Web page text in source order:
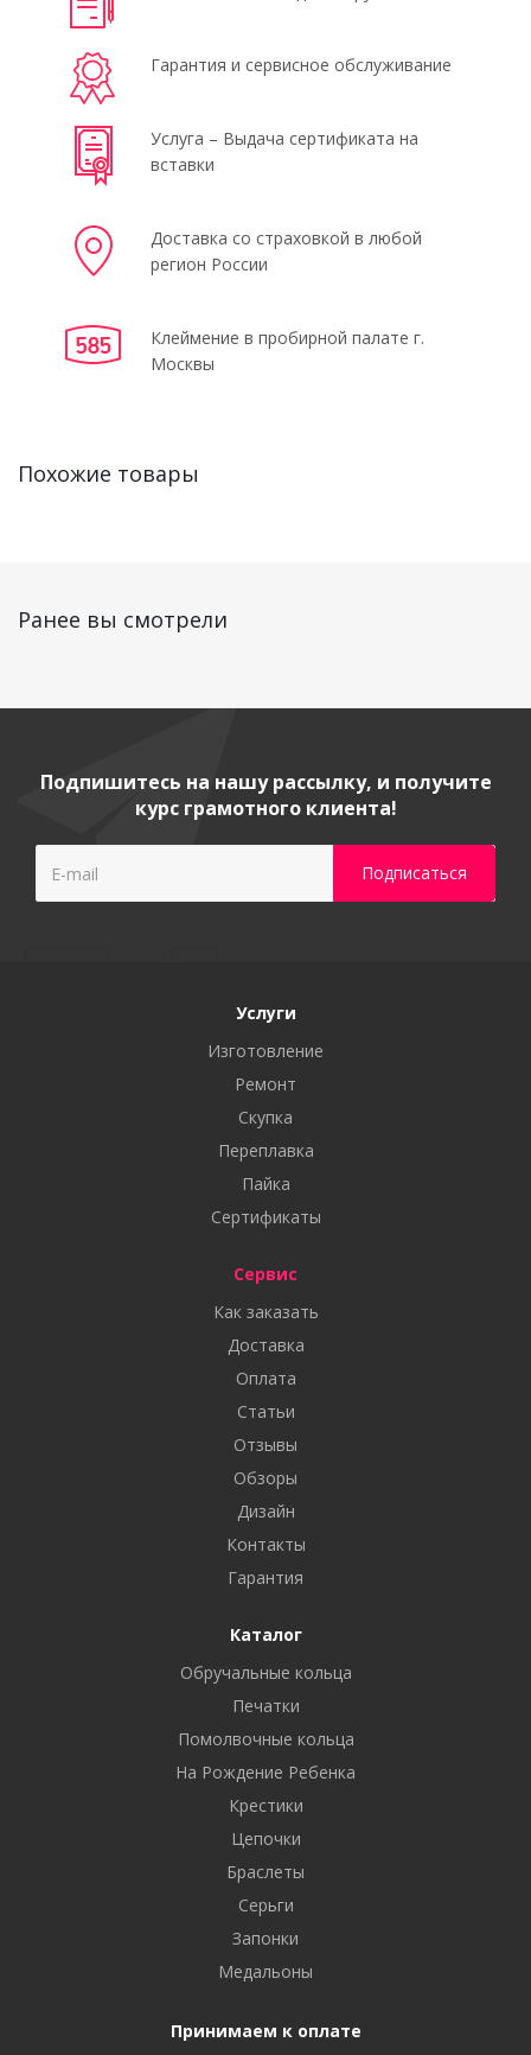
Гарантия и сервисное обслуживание
Услуга – Выдача сертификата на
вставки
Доставка со страховкой в любой
регион России
Клеймение в пробирной палате г.
Москвы
Похожие товары
Ранее вы смотрели
Подпишитесь на нашу рассылку, и получите
курс грамотного клиента!
Услуги
Изготовление
Ремонт
Скупка
Переплавка
Пайка
Сертификаты
Сервис
Как заказать
Доставка
Оплата
Статьи
Отзывы
Обзоры
Дизайн
Контакты
Гарантия
Каталог
Обручальные кольца
Печатки
Помолвочные кольца
На Рождение Ребенка
Крестики
Цепочки
Браслеты
Серьги
Запонки
Медальоны
Принимаем к оплате